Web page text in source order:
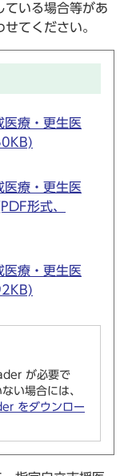
ている場合等があ
てください。
医療・更生医
医療・更生医
形式、
医療・更生医
が必要で
い場合には、
をダウンロー